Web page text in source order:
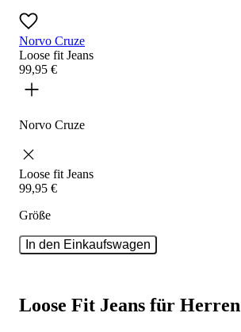
Norvo Cruze
Loose fitJeans
99,95 €
Norvo Cruze
Loose fitJeans
99,95 €
Größe
In den Einkaufswagen
Loose Fit Jeans für Herren